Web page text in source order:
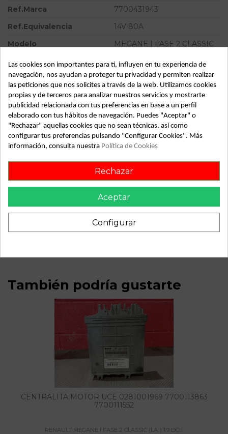
Ref.Marca
7700431943
Ref.Equivalencia
14V 80A
Modelo
MEGANE I FASE 2 CLASSIC
Tipo vehículo
Turismo
Almacén
49349
SubAlmacén
370
SubSubAlmacén
100029704
ID: 807598
Recambio de alternador para renault megane i fase 2
classic (la..) 1.9 dci diesel cat referencia OEM IAM A13VI252
7700431943 14V 80A
También podría gustarte
CENTRALITA MOTOR UCE 0281001969 7700113863
7700111552
RENAULT MEGANE I FASE 2 CLASSIC (LA..) 1.9 DCI...
Las cookies son importantes para ti, influyen en tu experiencia de
navegación, nos ayudan a proteger tu privacidad y permiten realizar
las peticiones que nos solicites a través de la web. Utilizamos cookies
propias y de terceros para analizar nuestros servicios y mostrarte
publicidad relacionada con tus preferencias en base a un perfil
elaborado con tus hábitos de navegación. Puedes "Aceptar" o
"Rechazar" aquellas cookies que no sean técnicas, así como
configurar tus preferencias pulsando "Configurar Cookies". Más
información, consulta nuestra Política de Cookies
Rechazar
Aceptar
Configurar